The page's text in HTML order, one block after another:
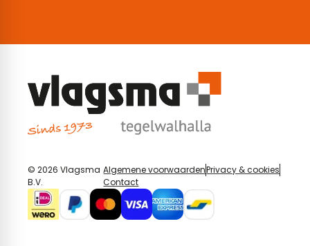
© 2026 Vlagsma
B.V.
Algemene voorwaardenPrivacy & cookies
Contact